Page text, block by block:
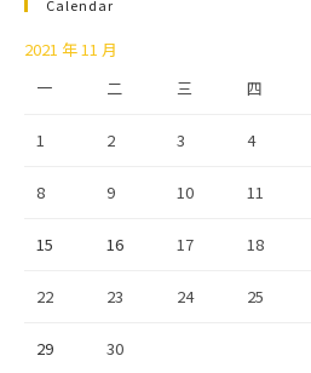
Calendar
2021 年 11 月
一
二 三 四
1 2 3 4
8 9 10 11
15 16 17 18
22 23 24 25
29 30